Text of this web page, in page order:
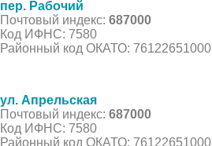
пер. Рабочий
Почтовый индекс: 687000
Код ИФНС: 7580
Районный код ОКАТО: 76122651000
ул. Апрельская
Почтовый индекс: 687000
Код ИФНС: 7580
Районный код ОКАТО: 76122651000